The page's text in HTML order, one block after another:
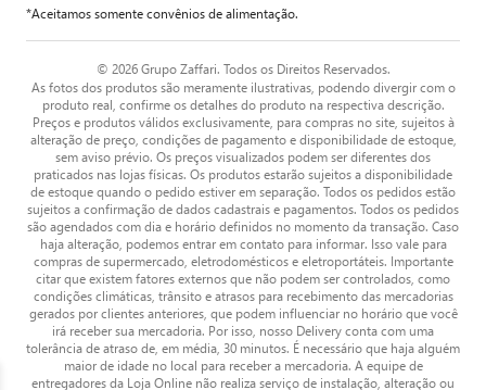
*Aceitamos somente convênios de alimentação.
© 2026 Grupo Zaffari. Todos os Direitos Reservados.
As fotos dos produtos são meramente ilustrativas, podendo divergir com o
produto real, confirme os detalhes do produto na respectiva descrição.
Preços e produtos válidos exclusivamente, para compras no site, sujeitos à
alteração de preço, condições de pagamento e disponibilidade de estoque,
sem aviso prévio. Os preços visualizados podem ser diferentes dos
praticados nas lojas físicas. Os produtos estarão sujeitos a disponibilidade
de estoque quando o pedido estiver em separação. Todos os pedidos estão
sujeitos a confirmação de dados cadastrais e pagamentos. Todos os pedidos
são agendados com dia e horário definidos no momento da transação. Caso
haja alteração, podemos entrar em contato para informar. Isso vale para
compras de supermercado, eletrodomésticos e eletroportáteis. Importante
citar que existem fatores externos que não podem ser controlados, como
condições climáticas, trânsito e atrasos para recebimento das mercadorias
gerados por clientes anteriores, que podem influenciar no horário que você
irá receber sua mercadoria. Por isso, nosso Delivery conta com uma
tolerância de atraso de, em média, 30 minutos. É necessário que haja alguém
maior de idade no local para receber a mercadoria. A equipe de
entregadores da Loja Online não realiza serviço de instalação, alteração ou